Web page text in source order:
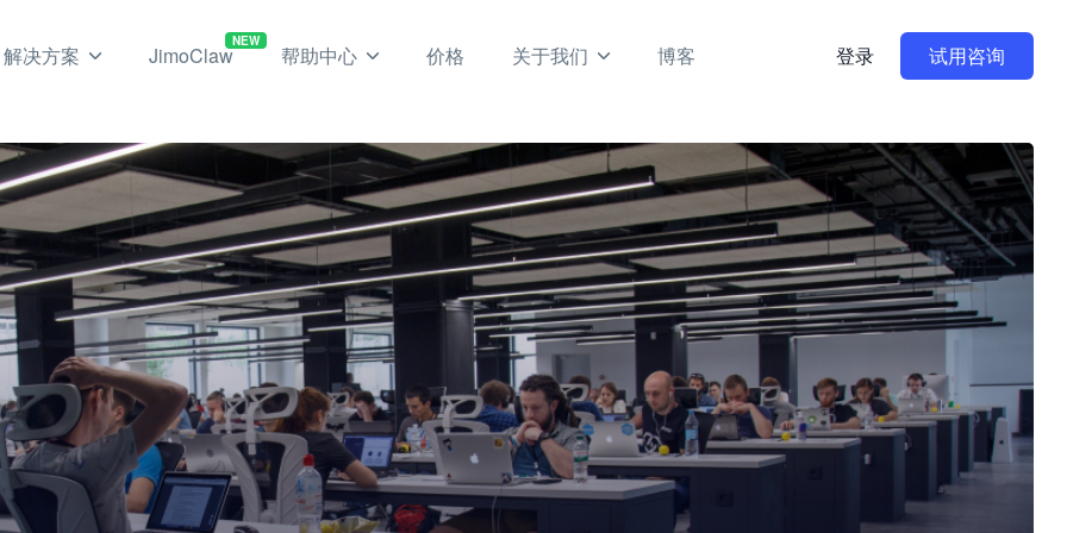
解决方案 JimoClaw
NEW
帮助中心 价格 关于我们 博客 登录 试用咨询